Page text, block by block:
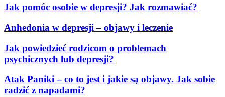
Jak pomóc osobie w depresji? Jak rozmawiać?
Anhedonia w depresji – objawy i leczenie
Jak powiedzieć rodzicom o problemach
psychicznych lub depresji?
Atak Paniki – co to jest i jakie są objawy. Jak sobie
radzić z napadami?